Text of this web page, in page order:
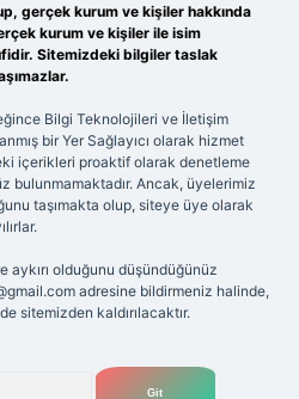
gerçek kurum ve kişiler hakkında
kurum ve kişiler ile isim
Sitemizdeki bilgiler taslak
Bilgi Teknolojileri ve İletişim
bir Yer Sağlayıcı olarak hizmet
içerikleri proaktif olarak denetleme
bulunmamaktadır. Ancak, üyelerimiz
taşımakta olup, siteye üye olarak
olduğunu düşündüğünüz
adresine bildirmeniz halinde,
sitemizden kaldırılacaktır.